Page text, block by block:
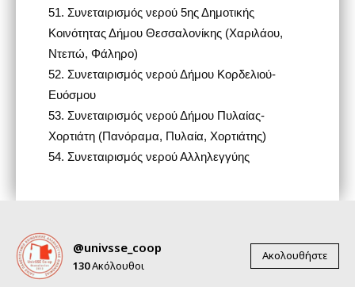
51. Συνεταιρισμός νερού 5ης Δημοτικής
Κοινότητας Δήμου Θεσσαλονίκης (Χαριλάου,
Ντεπώ, Φάληρο)
52. Συνεταιρισμός νερού Δήμου Κορδελιού-
Ευόσμου
53. Συνεταιρισμός νερού Δήμου Πυλαίας-
Χορτιάτη (Πανόραμα, Πυλαία, Χορτιάτης)
54. Συνεταιρισμός νερού Αλληλεγγύης
@univsse_coop
130Ακόλουθοι
Ακολουθήστε